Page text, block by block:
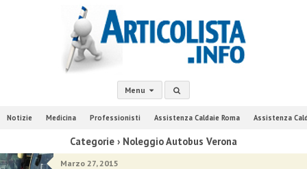
Menu
Notizie Medicina Professionisti Assistenza Caldaie Roma Assistenza
Categorie › Noleggio Autobus Verona
Marzo 27, 2015